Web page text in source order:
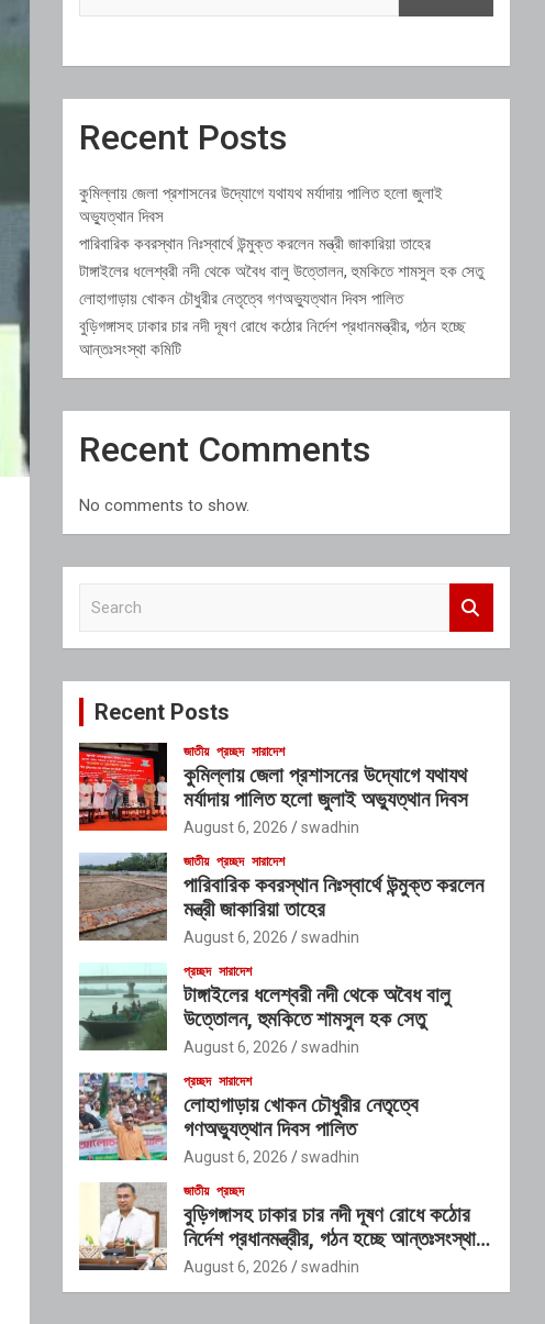
Recent Posts
কুমিল্লায় জেলা প্রশাসনের উদ্যোগে যথাযথ মর্যাদায় পালিত হলো জুলাই
অভ্যুত্থান দিবস
পারিবারিক কবরস্থান নিঃস্বার্থে উন্মুক্ত করলেন মন্ত্রী জাকারিয়া তাহের
টাঙ্গাইলের ধলেশ্বরী নদী থেকে অবৈধ বালু উত্তোলন, হুমকিতে শামসুল হক সেতু
লোহাগাড়ায় খোকন চৌধুরীর নেতৃত্বে গণঅভ্যুত্থান দিবস পালিত
বুড়িগঙ্গাসহ ঢাকার চার নদী দূষণ রোধে কঠোর নির্দেশ প্রধানমন্ত্রীর, গঠন হচ্ছে
আন্তঃসংস্থা কমিটি
Recent Comments
No comments to show.
c
Recent Posts
জাতীয় প্রচ্ছদ সারাদেশ
কুমিল্লায় জেলা প্রশাসনের উদ্যোগে যথাযথ
মর্যাদায় পালিত হলো জুলাই অভ্যুত্থান দিবস
August 6, 2026 swadhin
জাতীয় প্রচ্ছদ সারাদেশ
পারিবারিক কবরস্থান নিঃস্বার্থে উন্মুক্ত করলেন
মন্ত্রী জাকারিয়া তাহের
August 6, 2026 swadhin
প্রচ্ছদ সারাদেশ
টাঙ্গাইলের ধলেশ্বরী নদী থেকে অবৈধ বালু
উত্তোলন, হুমকিতে শামসুল হক সেতু
August 6, 2026 swadhin
প্রচ্ছদ সারাদেশ
লোহাগাড়ায় খোকন চৌধুরীর নেতৃত্বে
গণঅভ্যুত্থান দিবস পালিত
August 6, 2026 swadhin
জাতীয় প্রচ্ছদ
বুড়িগঙ্গাসহ ঢাকার চার নদী দূষণ রোধে কঠোর
নির্দেশ প্রধানমন্ত্রীর, গঠন হচ্ছে আন্তঃসংস্থা
কমিটি
August 6, 2026 swadhin